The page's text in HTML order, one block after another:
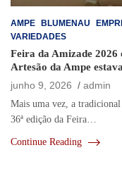
AMPE BLUMENAU
VARIEDADES
Feira da Amizade 2026
Artesão da Ampe
junho 9, 2026
admin
Mais uma vez, a
36ª edição da Feira…
Continue Reading